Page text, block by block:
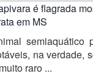
é flagrada
em MS
semiaquático
na verdade,
raro ...